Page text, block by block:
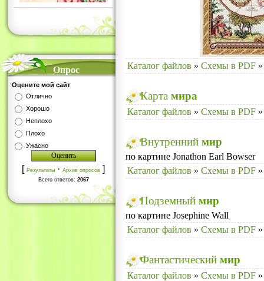
Опрос
Оцените мой сайт
Отлично
Хорошо
Неплохо
Плохо
Ужасно
[ Результаты · Архив опросов ]
Всего ответов: 2067
Каталог файлов » Схемы в PDF »
Карта мира
Каталог файлов » Схемы в PDF »
Внутренний мир
по картине Jonathon Earl Bowser
Каталог файлов » Схемы в PDF »
Подземный мир
по картине Josephine Wall
Каталог файлов » Схемы в PDF »
Фантастический мир
Каталог файлов » Схемы в PDF »